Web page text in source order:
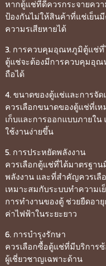
หากตู้แช่ที่ดีควรกระจายควา
ป้องกันไม่ให้สินค้าที่แช่เย็นมี
ความรเสียหายได้
3. การควบคุมอุณหภูมิตู้แช่ที่
ตู้แช่จะต้องมีการควบคุมอุ
ถือได้
4. ขนาดของตู้แช่และการจัด
ควรเลือกขนาดของตู้แช่ที่เ
เก็บและการออกแบบภายใน
ใช้งานง่ายขึ้น
5. การประหยัดพลังงาน
ควรเลือกตู้แช่ที่ได้มาตรฐา
พลังงาน และที่สำคัญควรเ
เหมาะสมกับระบบทำความ
การทำงานของตู้ ช่วยยืดอา
ค่าไฟฟ้าในระยะยาว
6. การบำรุงรักษา
ควรเลือกซื้อตู้แช่ที่มีบริการ
ผู้เชี่ยวชาญเฉพาะด้าน